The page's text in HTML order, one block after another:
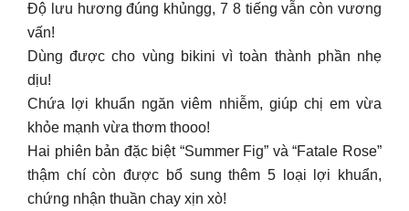
Độ lưu hương đúng khủngg, 7 8 tiếng vẫn còn vương
vấn!
Dùng được cho vùng bikini vì toàn thành phần nhẹ
dịu!
Chứa lợi khuẩn ngăn viêm nhiễm, giúp chị em vừa
khỏe mạnh vừa thơm thooo!
Hai phiên bản đặc biệt “Summer Fig” và “Fatale Rose”
thậm chí còn được bổ sung thêm 5 loại lợi khuẩn,
chứng nhận thuần chay xịn xò!